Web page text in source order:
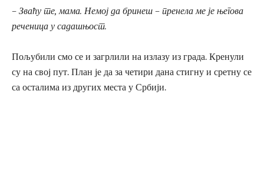
– Зваћу те, мама. Немој да бринеш – пренела ме је његова
реченица у садашњост.
Пољубили смо се и загрлили на излазу из града. Кренули
су на свој пут. План је да за четири дана стигну и сретну се
са осталима из других места у Србији.